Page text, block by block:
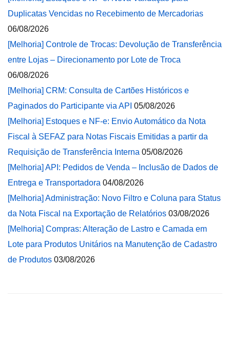
Duplicatas Vencidas no Recebimento de Mercadorias
06/08/2026
[Melhoria] Controle de Trocas: Devolução de Transferência
entre Lojas – Direcionamento por Lote de Troca
06/08/2026
[Melhoria] CRM: Consulta de Cartões Históricos e
Paginados do Participante via API 05/08/2026
[Melhoria] Estoques e NF-e: Envio Automático da Nota
Fiscal à SEFAZ para Notas Fiscais Emitidas a partir da
Requisição de Transferência Interna 05/08/2026
[Melhoria] API: Pedidos de Venda – Inclusão de Dados de
Entrega e Transportadora 04/08/2026
[Melhoria] Administração: Novo Filtro e Coluna para Status
da Nota Fiscal na Exportação de Relatórios 03/08/2026
[Melhoria] Compras: Alteração de Lastro e Camada em
Lote para Produtos Unitários na Manutenção de Cadastro
de Produtos 03/08/2026